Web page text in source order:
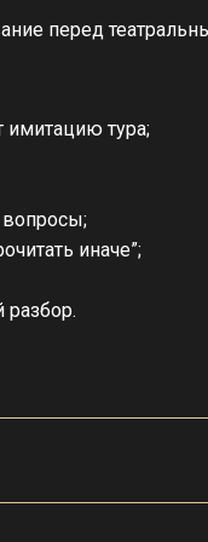
перед
имитацию тура;
вопросы;
иначе”;
разбор.